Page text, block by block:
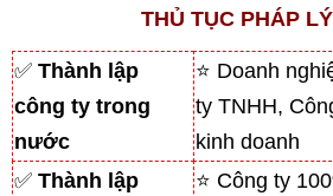
THỦ TỤC PHÁP
✅ Thành lập
công ty trong
nước
⭐ Doanh
ty TNHH,
kinh doanh
✅ Thành lập
⭐ Công ty